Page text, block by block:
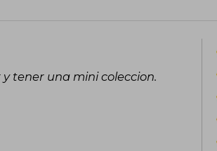
tener una mini coleccion.